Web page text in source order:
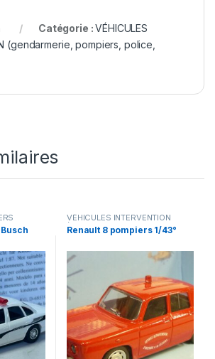
Catégorie :VÉHICULES
(gendarmerie, pompiers, police,
,
police,
VÉHICULES INTERVENTION
(gendarmerie, pompiers, police,
ambulance..)
Renault 8 pompiers 1/43°